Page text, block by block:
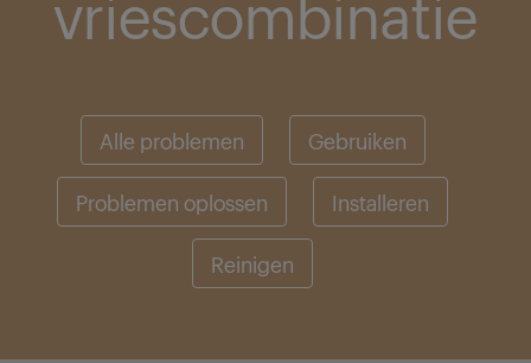
Alle problemen Gebruiken
Problemen oplossen Installeren
Reinigen